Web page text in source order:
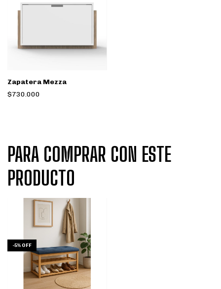
Zapatera Mezza
$730.000
PARA COMPRAR CON ESTE
PRODUCTO
-5% OFF